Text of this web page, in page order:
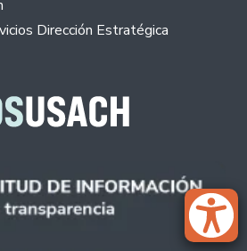
Dirección Estratégica